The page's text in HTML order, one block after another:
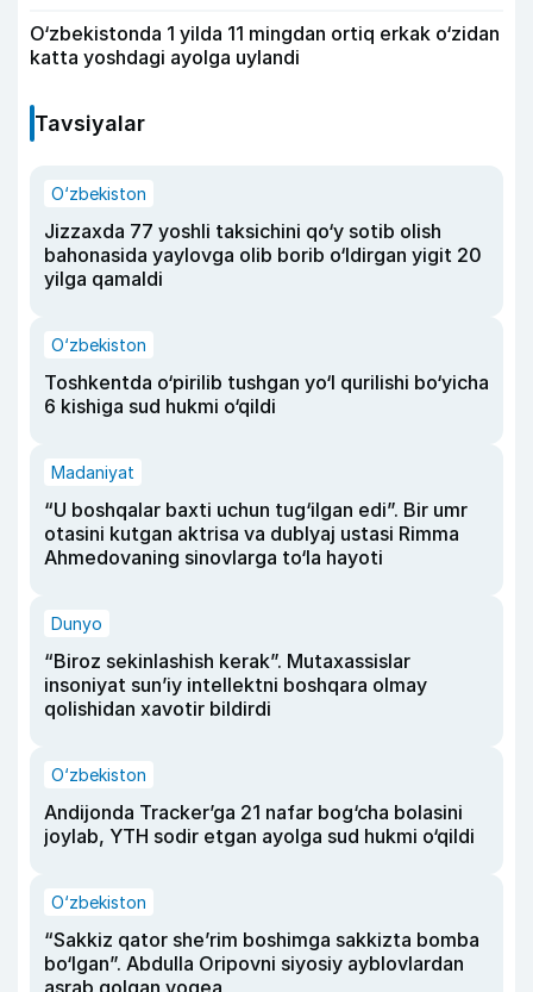
O‘zbekistonda 1 yilda 11 mingdan ortiq erkak o‘zidan
katta yoshdagi ayolga uylandi
Tavsiyalar
O‘zbekiston
Jizzaxda 77 yoshli taksichini qo‘y sotib olish
bahonasida yaylovga olib borib o‘ldirgan yigit 20
yilga qamaldi
O‘zbekiston
Toshkentda o‘pirilib tushgan yo‘l qurilishi bo‘yicha
6 kishiga sud hukmi o‘qildi
Madaniyat
“U boshqalar baxti uchun tug‘ilgan edi”. Bir umr
otasini kutgan aktrisa va dublyaj ustasi Rimma
Ahmedovaning sinovlarga to‘la hayoti
Dunyo
“Biroz sekinlashish kerak”. Mutaxassislar
insoniyat sun’iy intellektni boshqara olmay
qolishidan xavotir bildirdi
O‘zbekiston
Andijonda Tracker’ga 21 nafar bog‘cha bolasini
joylab, YTH sodir etgan ayolga sud hukmi o‘qildi
O‘zbekiston
“Sakkiz qator she’rim boshimga sakkizta bomba
bo‘lgan”. Abdulla Oripovni siyosiy ayblovlardan
asrab qolgan voqea